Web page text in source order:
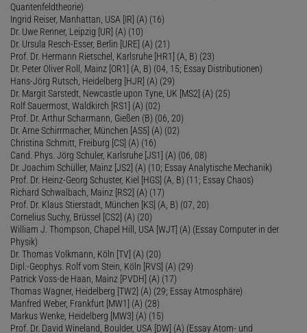
Quantenfeldtheorie)
Ingrid Reiser, Manhattan, USA [IR] (A) (16)
Dr. Uwe Renner, Leipzig [UR] (A) (10)
Dr. Ursula Resch-Esser, Berlin [URE] (A) (21)
Prof. Dr. Hermann Rietschel, Karlsruhe [HR1] (A, B) (23)
Dr. Peter Oliver Roll, Mainz [OR1] (A, B) (04, 15; Essay Distributionen)
Hans-Jörg Rutsch, Heidelberg [HJR] (A) (29)
Dr. Margit Sarstedt, Newcastle upon Tyne, UK [MS2] (A) (25)
Rolf Sauermost, Waldkirch [RS1] (A) (02)
Prof. Dr. Arthur Scharmann, Gießen (B) (06, 20)
Dr. Arne Schirrmacher, München [AS5] (A) (02)
Christina Schmitt, Freiburg [CS] (A) (16)
Cand. Phys. Jörg Schuler, Karlsruhe [JS1] (A) (06, 08)
Dr. Joachim Schüller, Mainz [JS2] (A) (10; Essay Analytische Mechanik)
Prof. Dr. Heinz-Georg Schuster, Kiel [HGS] (A, B) (11; Essay Chaos)
Richard Schwalbach, Mainz [RS2] (A) (17)
Prof. Dr. Klaus Stierstadt, München [KS] (A, B) (07, 20)
Cornelius Suchy, Brüssel [CS2] (A) (20)
William J. Thompson, Chapel Hill, USA [WJT] (A) (Essay Computer in der
Physik)
Dr. Thomas Volkmann, Köln [TV] (A) (20)
Dipl.-Geophys. Rolf vom Stein, Köln [RVS] (A) (29)
Patrick Voss-de Haan, Mainz [PVDH] (A) (17)
Thomas Wagner, Heidelberg [TW2] (A) (29; Essay Atmosphäre)
Manfred Weber, Frankfurt [MW1] (A) (28)
Markus Wenke, Heidelberg [MW3] (A) (15)
Prof. Dr. David Wineland, Boulder, USA [DW] (A) (Essay Atom- und